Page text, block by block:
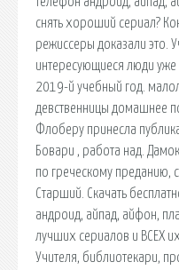
снять хороший сериал?
режиссеры доказали это.
интересующиеся люди
2019-й учебный год.
девственницы домашнее
Флоберу принесла
Бовари , работа над.
по греческому преданию,
Старший. Скачать
андроид, айпад, айфон,
лучших сериалов и ВСЕХ
Учителя, библиотекари,